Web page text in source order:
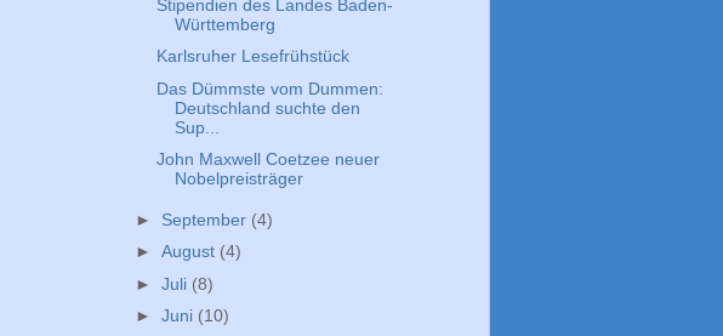
Stipendien des Landes Baden-
Württemberg
Karlsruher Lesefrühstück
Das Dümmste vom Dummen:
Deutschland suchte den
Sup...
John Maxwell Coetzee neuer
Nobelpreisträger
► September (4)
► August (4)
► Juli (8)
► Juni (10)